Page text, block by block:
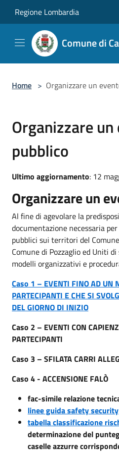
Regione Lombardia
Comune di
Home > Organizzare un
Organizzare
pubblico
Ultimo aggiornamento: 12
Organizzare un
Al fine di agevolare la
documentazione necessaria
pubblici sui territori del
Comune di Pozzaglio ed Uniti
modelli organizzativi e
Caso 1 – EVENTI FINO AD UN
PARTECIPANTI E CHE SI
DEL GIORNO DI INIZIO
Caso 2 – EVENTI CON
PARTECIPANTI
Caso 3 – SFILATA CARRI
Caso 4 - ACCENSIONE FALÒ
fac-simile relazione
linee guida safety security
tabella classificazione
determinazione del
caselle azzurre